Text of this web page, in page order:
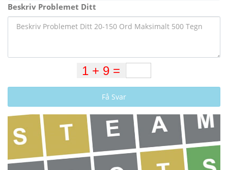
Beskriv Problemet Ditt
Få Svar